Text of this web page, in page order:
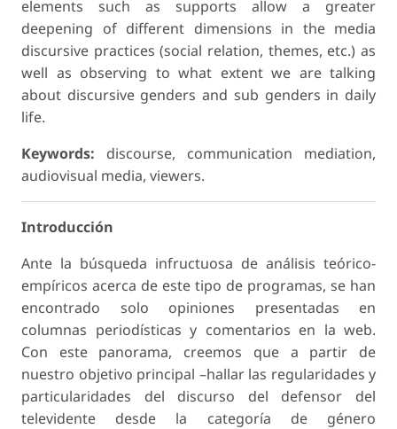
elements such as supports allow a greater
deepening of different dimensions in the media
discursive practices (social relation, themes, etc.) as
well as observing to what extent we are talking
about discursive genders and sub genders in daily
life.
Keywords: discourse, communication mediation,
audiovisual media, viewers.
Introducción
Ante la búsqueda infructuosa de análisis teórico-
empíricos acerca de este tipo de programas, se han
encontrado solo opiniones presentadas en
columnas periodísticas y comentarios en la web.
Con este panorama, creemos que a partir de
nuestro objetivo principal –hallar las regularidades y
particularidades del discurso del defensor del
televidente desde la categoría de género